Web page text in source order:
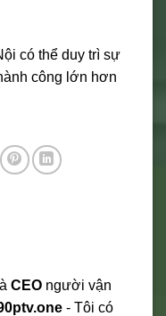
có thể duy trì sự
công lớn hơn
là CEO người vận
- Tôi có